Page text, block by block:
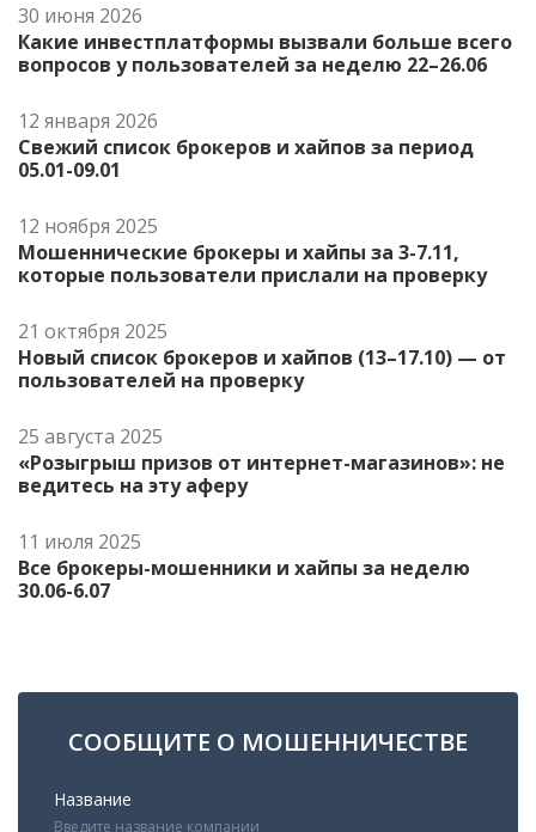
30 июня 2026
Какие инвестплатформы вызвали больше всего
вопросов у пользователей за неделю 22–26.06
12 января 2026
Свежий список брокеров и хайпов за период
05.01-09.01
12 ноября 2025
Мошеннические брокеры и хайпы за 3-7.11,
которые пользователи прислали на проверку
21 октября 2025
Новый список брокеров и хайпов (13–17.10) — от
пользователей на проверку
25 августа 2025
«Розыгрыш призов от интернет-магазинов»: не
ведитесь на эту аферу
11 июля 2025
Все брокеры-мошенники и хайпы за неделю
30.06-6.07
СООБЩИТЕ О МОШЕННИЧЕСТВЕ
Название